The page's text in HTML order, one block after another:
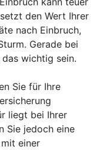
den Wert Ihrer
nach Einbruch,
Gerade bei
wichtig sein.
Sie für Ihre
liegt bei Ihrer
Sie jedoch eine
einer